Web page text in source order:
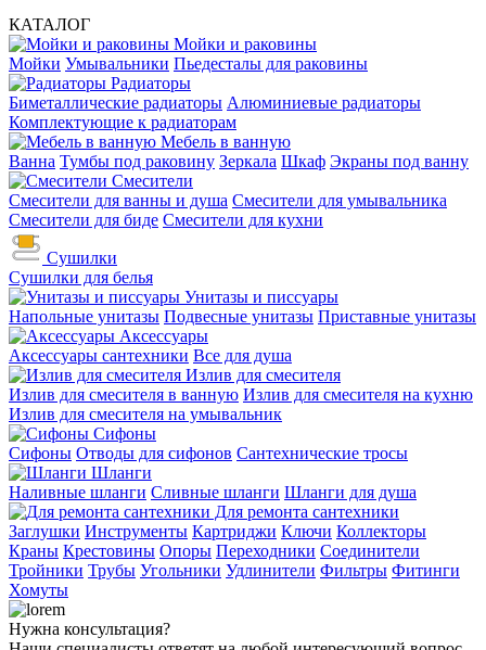
КАТАЛОГ
Мойки и раковины
Мойки Умывальники Пьедесталы для раковины
Радиаторы
Биметаллические радиаторы Алюминиевые радиаторы
Комплектующие к радиаторам
Мебель в ванную
Ванна Тумбы под раковину Зеркала Шкаф Экраны под ванну
Смесители
Смесители для ванны и душа Смесители для умывальника
Смесители для биде Смесители для кухни
Сушилки
Сушилки для белья
Унитазы и писсуары
Напольные унитазы Подвесные унитазы Приставные унитазы
Аксессуары
Аксессуары сантехники Все для душа
Излив для смесителя
Излив для смесителя в ванную Излив для смесителя на кухню
Излив для смесителя на умывальник
Сифоны
Сифоны Отводы для сифонов Сантехнические тросы
Шланги
Наливные шланги Сливные шланги Шланги для душа
Для ремонта сантехники
Заглушки Инструменты Картриджи Ключи Коллекторы
Краны Крестовины Опоры Переходники Соединители
Тройники Трубы Угольники Удлинители Фильтры Фитинги
Хомуты
Нужна консультация?